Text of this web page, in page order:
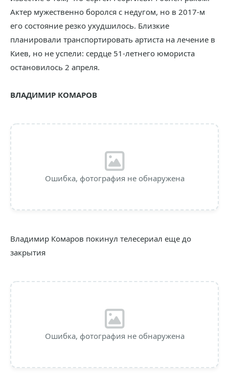
Актер мужественно боролся с недугом, но в 2017-м
его состояние резко ухудшилось. Близкие
планировали транспортировать артиста на лечение в
Киев, но не успели: сердце 51-летнего юмориста
остановилось 2 апреля.
ВЛАДИМИР КОМАРОВ
Ошибка, фотография не обнаружена
Владимир Комаров покинул телесериал еще до
закрытия
Ошибка, фотография не обнаружена